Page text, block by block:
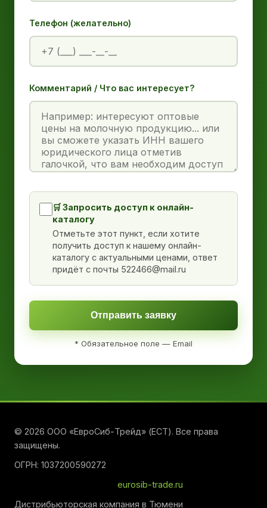
Телефон (желательно)
Комментарий / Что вас интересует?
🛒 Запросить доступ к онлайн-
каталогу
Отметьте этот пункт, если хотите
получить доступ к нашему онлайн-
каталогу с актуальными ценами, ответ
придёт с почты 522466@mail.ru
Отправить заявку
* Обязательное поле — Email
© 2026 ООО «ЕвроСиб-Трейд» (ЕСТ). Все права
защищены.
ОГРН: 1037200590272
eurosib-trade.ru
Дистрибьюторская компания в Тюмени